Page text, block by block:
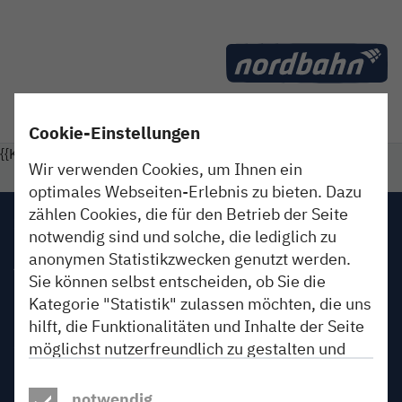
{{Kein Erlebnis gefunden}}
Impressum
AGB
Datenschutz
Gewinnspiele
Beförderungsbedingungen
Cookie-Einstellungen
Wir verwenden Cookies, um Ihnen ein
optimales Webseiten-Erlebnis zu bieten. Dazu
zählen Cookies, die für den Betrieb der Seite
notwendig sind und solche, die lediglich zu
anonymen Statistikzwecken genutzt werden.
Sie können selbst entscheiden, ob Sie die
Kategorie "Statistik" zulassen möchten, die uns
hilft, die Funktionalitäten und Inhalte der Seite
möglichst nutzerfreundlich zu gestalten und
„Akzeptieren“ klicken, erlauben Sie uns, Ihr